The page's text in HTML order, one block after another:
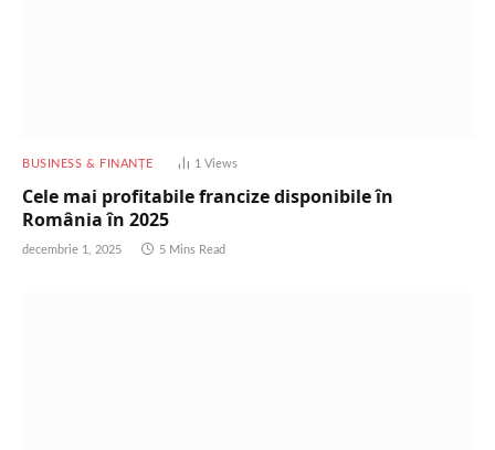
BUSINESS & FINANȚE 1 Views
Cele mai profitabile francize disponibile în
România în 2025
decembrie 1, 2025 5 Mins Read